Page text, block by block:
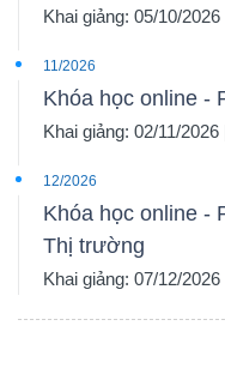
Khai giảng: 05/10/
11/2026
Khóa học online -
Khai giảng: 02/11/
12/2026
Khóa học online -
Thị trường
Khai giảng: 07/12/